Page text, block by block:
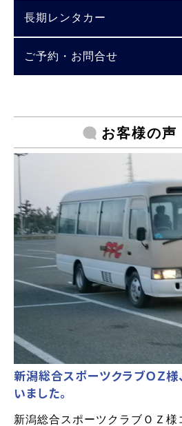
長期レンタカー
ご予約・お問合せ
お客様の声
新潟総合スポーツクラブＯＺ様
いました。
新潟総合スポーツクラブＯＺ様